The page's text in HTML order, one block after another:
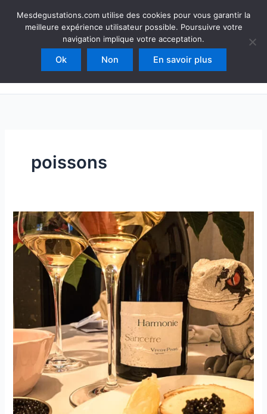
Mesdegustations
Dégustations, accords & autour du vin
Rechercher
poissons
Mesdegustations.com utilise des cookies pour vous garantir la
meilleure expérience utilisateur possible. Poursuivre votre
navigation implique votre acceptation.
Ok Non En savoir plus